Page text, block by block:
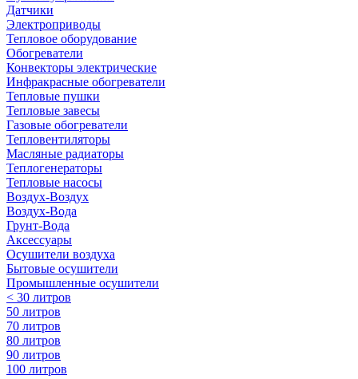
Датчики
Электроприводы
Тепловое оборудование
Обогреватели
Конвекторы электрические
Инфракрасные обогреватели
Тепловые пушки
Тепловые завесы
Газовые обогреватели
Тепловентиляторы
Масляные радиаторы
Теплогенераторы
Тепловые насосы
Воздух-Воздух
Воздух-Вода
Грунт-Вода
Аксессуары
Осушители воздуха
Бытовые осушители
Промышленные осушители
< 30 литров
50 литров
70 литров
80 литров
90 литров
100 литров